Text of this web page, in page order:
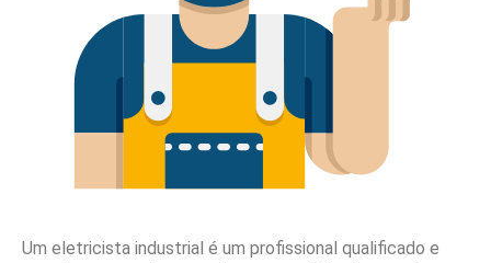
Um eletricista industrial é um profissional qualificado e